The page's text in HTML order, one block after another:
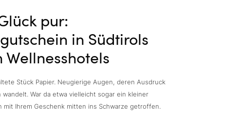
pur:
in Südtirols
Wellnesshotels
Stück Papier. Neugierige Augen, deren Ausdruck
wandelt. War da etwa vielleicht sogar ein kleiner
mit Ihrem Geschenk mitten ins Schwarze getroffen.